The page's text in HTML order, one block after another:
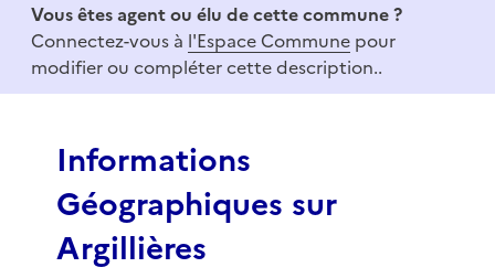
f
Vous êtes agent ou élu de cette commune ?
Connectez-vous à l'Espace Commune pour
modifier ou compléter cette description..
Informations
Géographiques sur
Argillières